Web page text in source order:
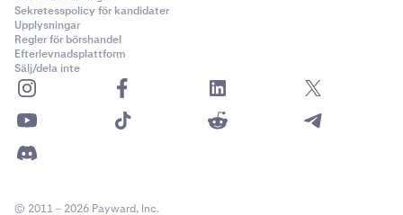
kontrakt, där markpriset hjälper till att förhindra
prismanipulation och onödig likvidation på
grund av tillfälliga marknadsspikar.
Bifogad OSO (Order Sends Order):
Sekretesspolicy för kandidater
Upplysningar
Regler för börshandel
Efterlevnadsplattform
Sälj/dela inte
© 2011 – 2026 Payward, Inc.